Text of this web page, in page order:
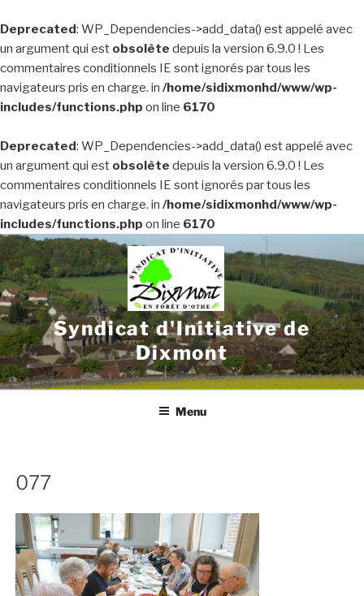
Deprecated: WP_Dependencies->add_data() est appelé avec
un argument qui est obsolète depuis la version 6.9.0 ! Les
commentaires conditionnels IE sont ignorés par tous les
navigateurs pris en charge. in /home/sidixmonhd/www/wp-
includes/functions.php on line 6170
Deprecated: WP_Dependencies->add_data() est appelé avec
un argument qui est obsolète depuis la version 6.9.0 ! Les
commentaires conditionnels IE sont ignorés par tous les
navigateurs pris en charge. in /home/sidixmonhd/www/wp-
includes/functions.php on line 6170
Aller
au
contenu
principal
Syndicat d'Initiative de
Dixmont
Menu
077